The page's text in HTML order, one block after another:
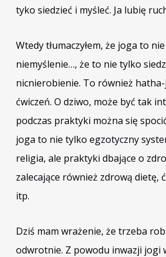
tyko siedzieć i myśleć. Ja lubię
Wtedy tłumaczyłem, że joga to
niemyślenie…, że to nie tylko
nicnierobienie. To również
ćwiczeń. O dziwo, może być tak
podczas praktyki można się
joga to nie tylko egzotyczny
religia, ale praktyki dbające o
zalecające również zdrową dietę,
itp.
Dziś mam wrażenie, że trzeba
odwrotnie. Z powodu inwazji jogi